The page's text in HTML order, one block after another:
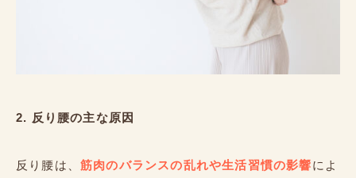
2. 反り腰の主な原因
反り腰は、 筋肉のバランスの乱れや生活習慣の影響によ